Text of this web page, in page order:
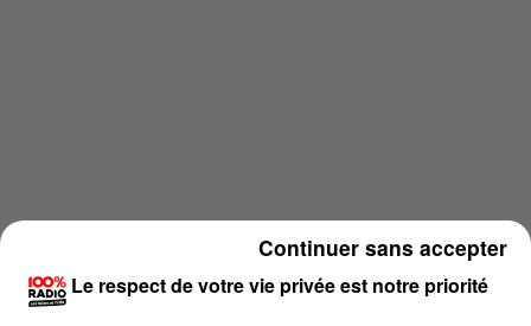
Le respect de votre vie privée est notre priorité
Continuer sans accepter